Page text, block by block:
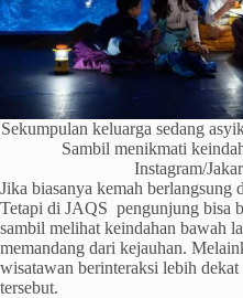
Sekumpulan keluarga sedang
Sambil menikmati
Instagram/
Jika biasanya kemah berlangsung
Tetapi di JAQS pengunjung bisa
sambil melihat keindahan bawah
memandang dari kejauhan.
wisatawan berinteraksi lebih
tersebut.